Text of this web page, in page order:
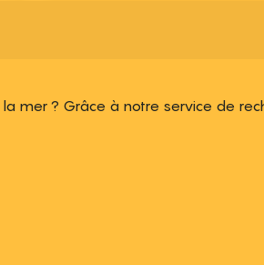
mer ? Grâce à notre service de